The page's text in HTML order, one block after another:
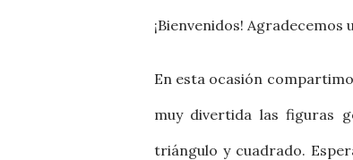
¡Bienvenidos! Agradecemos
En esta ocasión
muy divertida las figuras
triángulo y cuadrado.